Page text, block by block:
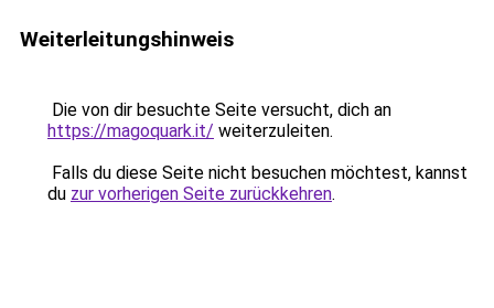
Weiterleitungshinweis
Die von dir besuchte Seite versucht, dich an
https://magoquark.it/ weiterzuleiten.
Falls du diese Seite nicht besuchen möchtest, kannst
du zur vorherigen Seite zurückkehren.